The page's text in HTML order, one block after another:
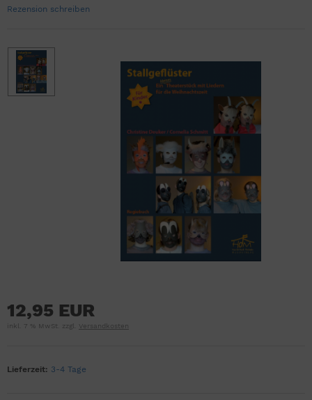
Rezension schreiben
12,95 EUR
inkl. 7 % MwSt. zzgl. Versandkosten
Lieferzeit: 3-4 Tage